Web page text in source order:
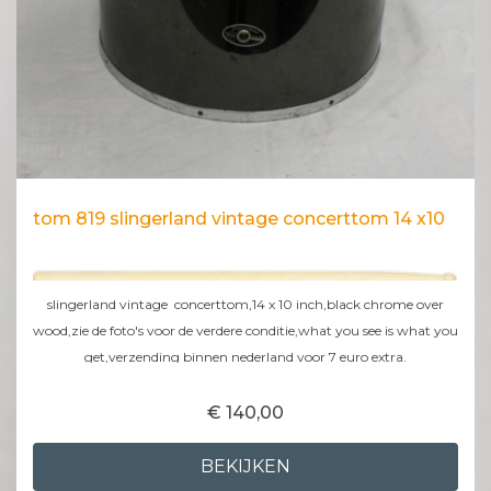
tom 819 slingerland vintage concerttom 14 x10
slingerland vintage concerttom,14 x 10 inch,black chrome over
wood,zie de foto's voor de verdere conditie,what you see is what you
get,verzending binnen nederland voor 7 euro extra.
€ 140,00
BEKIJKEN